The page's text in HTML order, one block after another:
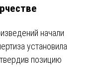
начали
установила
позицию